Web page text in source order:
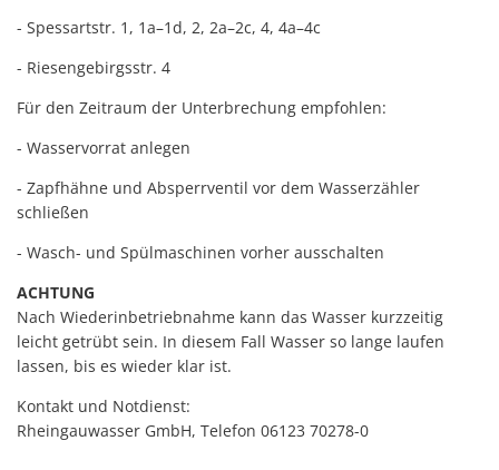
- Spessartstr. 1, 1a–1d, 2, 2a–2c, 4, 4a–4c
- Riesengebirgsstr. 4
Für den Zeitraum der Unterbrechung empfohlen:
- Wasservorrat anlegen
- Zapfhähne und Absperrventil vor dem Wasserzähler
schließen
- Wasch- und Spülmaschinen vorher ausschalten
ACHTUNG
Nach Wiederinbetriebnahme kann das Wasser kurzzeitig
leicht getrübt sein. In diesem Fall Wasser so lange laufen
lassen, bis es wieder klar ist.
Kontakt und Notdienst:
Rheingauwasser GmbH, Telefon 06123 70278-0